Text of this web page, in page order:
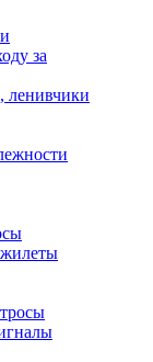
за
ленивчики